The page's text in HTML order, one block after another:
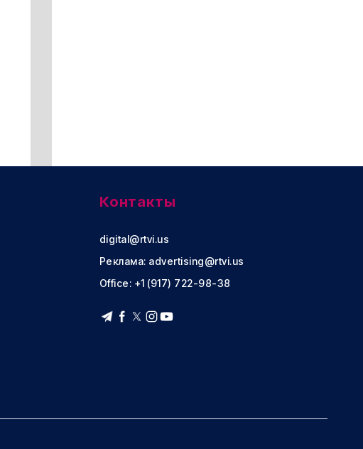
Контакты
digital@rtvi.us
Реклама: advertising@rtvi.us
Office: +1 (917) 722-98-38